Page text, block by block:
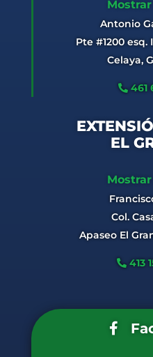
Antonio
Pte #1200
Celaya,
461
EL
Col.
Apaseo El
413